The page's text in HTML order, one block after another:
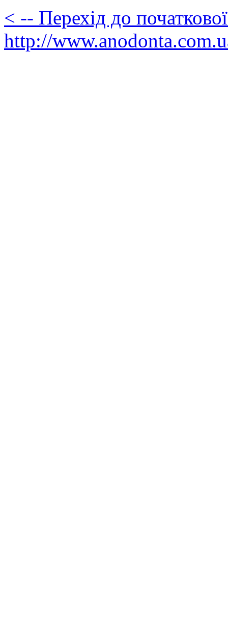
< -- Перехід до
http://